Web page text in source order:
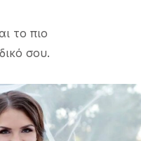
το πιο
σου.